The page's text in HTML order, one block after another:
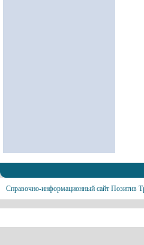
Справочно-информационный сайт Позитив